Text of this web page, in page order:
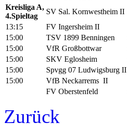
Kreisliga A,
4.Spieltag
SV Sal. Kornwestheim II
13:15
FV Ingersheim II
15:00
TSV 1899 Benningen
15:00
VfR Großbottwar
15:00
SKV Eglosheim
15:00
Spvgg 07 Ludwigsburg II
15:00
VfB Neckarrems II
FV Oberstenfeld
Zurück